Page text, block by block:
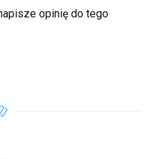
opinię do tego